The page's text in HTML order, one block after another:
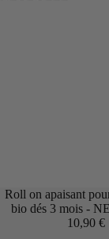
Roll on apaisant
bio dés 3 mois -
10,90 €